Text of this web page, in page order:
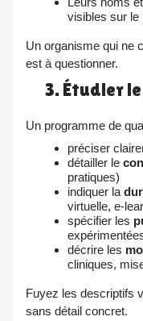
visibles sur le
Un organisme qui ne communique pas sur ses formateurs
est à questionner.
3. Étudier
Un programme de
préciser
détailler le
pratiques)
indiquer la
virtuelle,
spécifier les
décrire les
cliniques,
Fuyez les descriptifs vagues du type « tout savoir sur… »
sans détail concret.